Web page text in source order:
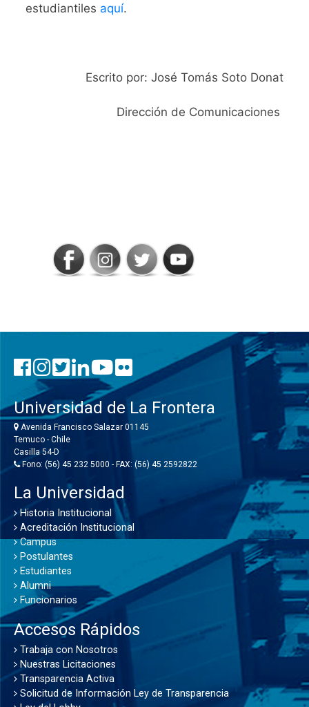
estudiantiles aquí.
Escrito por: José Tomás Soto Donat
Dirección de Comunicaciones
Universidad de La Frontera
Avenida Francisco Salazar 01145
Temuco - Chile
Casilla 54-D
Fono: (56) 45 232 5000 - FAX: (56) 45 2592822
La Universidad
Historia Institucional
Acreditación Institucional
Campus
Postulantes
Estudiantes
Alumni
Funcionarios
Accesos Rápidos
Trabaja con Nosotros
Nuestras Licitaciones
Transparencia Activa
Solicitud de Información Ley de Transparencia